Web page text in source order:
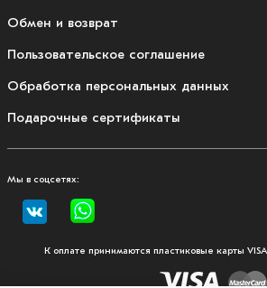
Обмен и возврат
Пользовательское соглашение
Обработка персональных данных
Подарочные сертификаты
Мы в соцсетях:
К оплате принимаются пластиковые карты